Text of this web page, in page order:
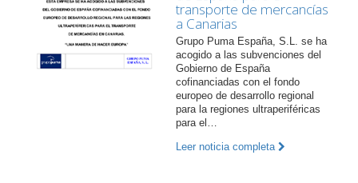
transporte de mercancías
a Canarias
Grupo Puma España, S.L. se ha
acogido a las subvenciones del
Gobierno de España
cofinanciadas con el fondo
europeo de desarrollo regional
para la regiones ultraperiféricas
para el…
Leer noticia completa